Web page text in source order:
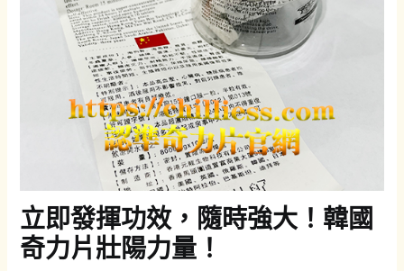
立即發揮功效，隨時強大！韓國
奇力片壯陽力量！